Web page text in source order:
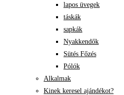
lapos üvegek
táskák
sapkák
Nyakkendők
Sütés Főzés
Pólók
Alkalmak
Kinek keresel ajándékot?